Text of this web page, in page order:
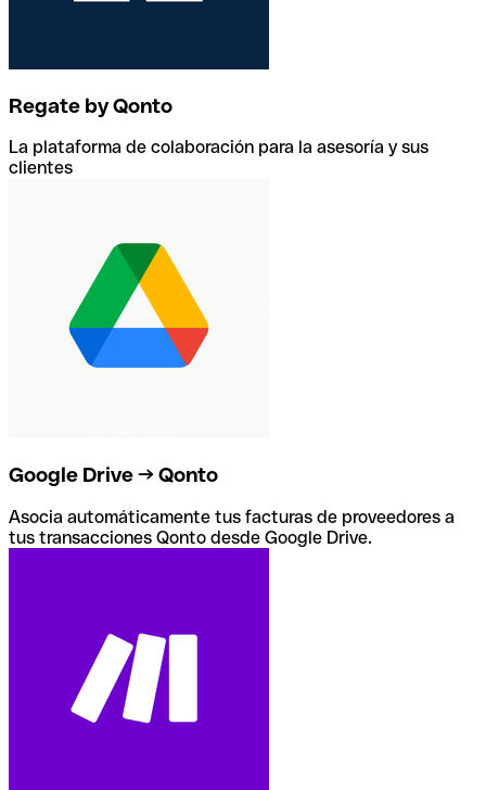
Regate by Qonto
La plataforma de colaboración para la asesoría y sus
clientes
Google Drive → Qonto
Asocia automáticamente tus facturas de proveedores a
tus transacciones Qonto desde Google Drive.